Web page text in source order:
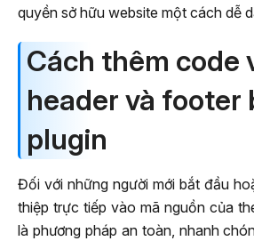
quyền sở hữu website một cách dễ
Cách thêm code
header và footer
plugin
Đối với những người mới bắt đầu
thiệp trực tiếp vào mã nguồn của
là phương pháp an toàn, nhanh